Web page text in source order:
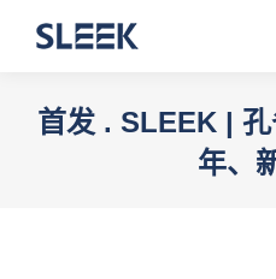
首发 . SLEEK |
年、